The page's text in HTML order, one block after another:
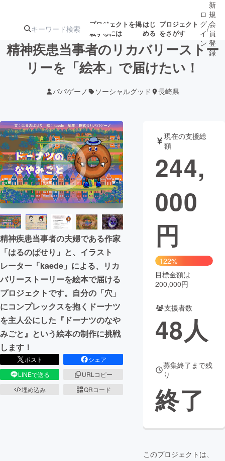
プロジェクトを掲
載するには
はじ
める
プロジェクト
をさがす
ターン
ジェクト
募集終了が近いプ
ロジェクト
アート・写真 音楽
テクノロジー・ガジェット ゲーム・サ
映像・映画
ビジネス・起業
まちづくり・地域活性化
CAMPFIRE for Social Good
CAMPFIRE Creation
CAMPFIREふるさと納税
コミュニティ
ロ
グ
イ
ン
/
新
規
会
員
登
録
精神疾患当事者のリカバリーストー
リーを「絵本」で届けたい！
パパゲーノ ソーシャルグッド 長崎県
精神疾患当事者の夫婦である作家
「はるのぱせり」と、イラスト
レーター「kaede」による、リカ
バリーストーリーを絵本で届ける
プロジェクトです。自分の「穴」
にコンプレックスを抱くドーナツ
を主人公にした『ドーナツのなや
みごと』という絵本の制作に挑戦
します！
ポスト
シェア
LINEで送る
URLコピー
埋め込み
QRコード
現在の支援総
額
244,
000
円
122%
目標金額は
200,000円
支援者数
48人
募集終了まで残
り
終了
このプロジェクトは、